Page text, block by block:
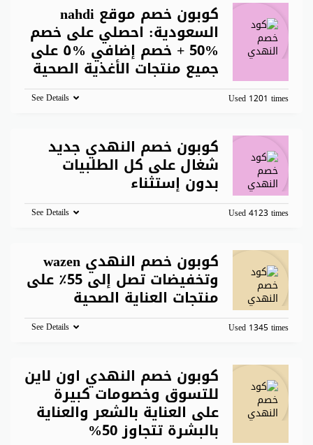
كوبون خصم موقع nahdi
السعودية: احصلي على خصم
%50 + خصم إضافي %٥ على
جميع منتجات الأغذية الصحية
Used 1201 times
See Details
كوبون خصم النهدي جديد
شغال على كل الطلبيات
بدون إستثناء
Used 4123 times
See Details
كوبون خصم النهدي wazen
وتخفيضات تصل إلى 55٪ على
منتجات العناية الصحية
Used 1345 times
See Details
كوبون خصم النهدي اون لاين
للتسوق وخصومات كبيرة
على العناية بالشعر والعناية
بالبشرة تتجاوز 50%